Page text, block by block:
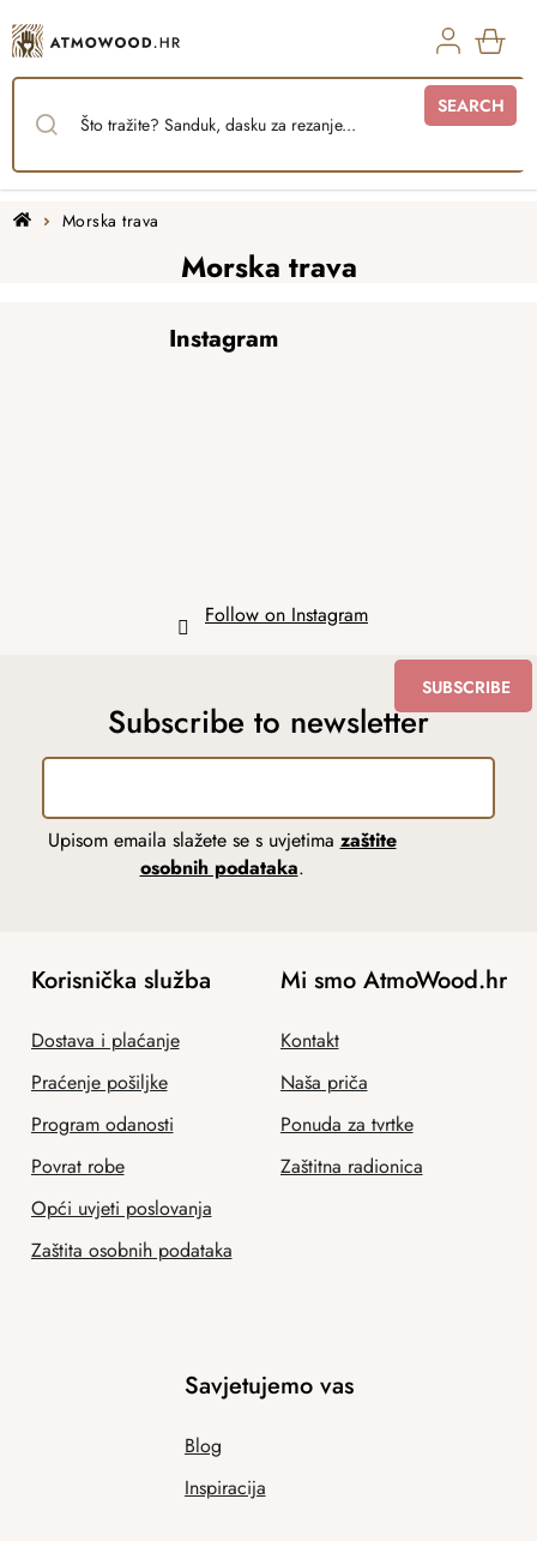
to
content
SEARCH
HomeMorska trava
Morska trava
Instagram
Follow on Instagram
Subscribe to newsletter
Upisom emaila slažete se s uvjetima zaštite
osobnih podataka.
SUBSCRIBE
Korisnička služba
Dostava i plaćanje
Praćenje pošiljke
Program odanosti
Povrat robe
Opći uvjeti poslovanja
Zaštita osobnih podataka
Mi smo AtmoWood.hr
Kontakt
Naša priča
Ponuda za tvrtke
Zaštitna radionica
Savjetujemo vas
Blog
Inspiracija